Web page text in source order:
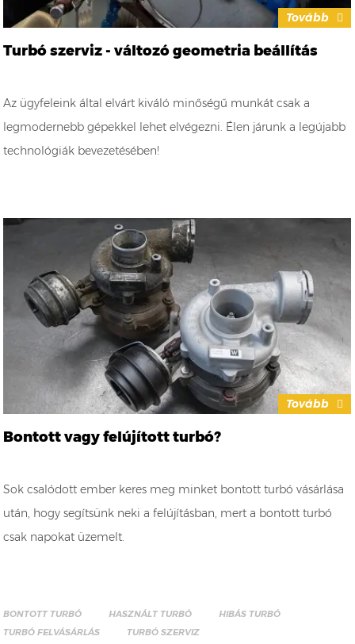
Tovább
Turbó szerviz - változó geometria beállítás
Az ügyfeleink által elvárt kiváló minőségű munkát csak a
legmodernebb gépekkel lehet elvégezni. Élen járunk a legújabb
technológiák bevezetésében!
Tovább
Bontott vagy felújított turbó?
Sok csalódott ember keres meg minket bontott turbó vásárlása
után, hogy segítsünk neki a felújításban, mert a bontott turbó
csak napokat üzemelt.
BONTOTT TURBÓ HASZNÁLT TURBÓ
HIBÁS TURBÓ
TURBÓ FELVÁSÁRLÁS
TURBÓ SZERVIZ